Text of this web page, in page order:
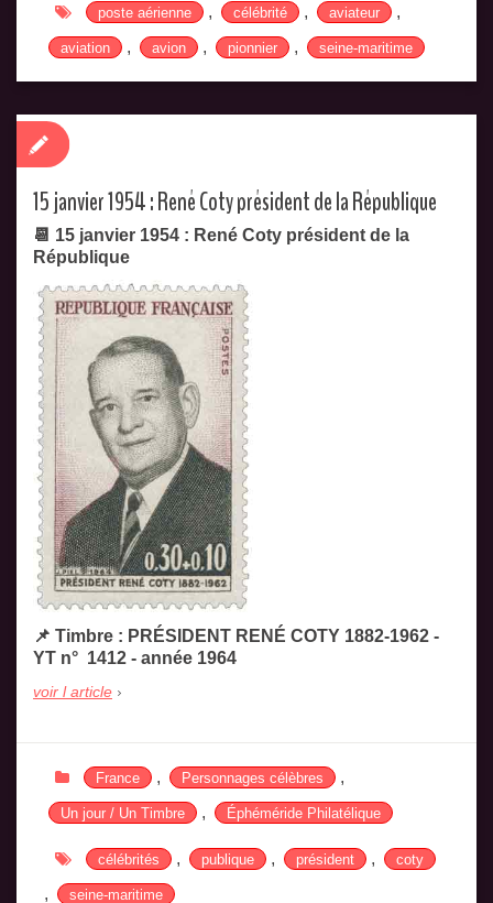
poste aérienne , célébrité , aviateur ,
aviation , avion , pionnier , seine-maritime
15 janvier 1954 : René Coty président de la République
📆 15 janvier 1954 : René Coty président de la
République
📌 Timbre : PRÉSIDENT RENÉ COTY 1882-1962 -
YT n° 1412 - année 1964
voir l article
France , Personnages célèbres ,
Un jour / Un Timbre , Éphéméride Philatélique
célébrités , publique , président , coty
, seine-maritime